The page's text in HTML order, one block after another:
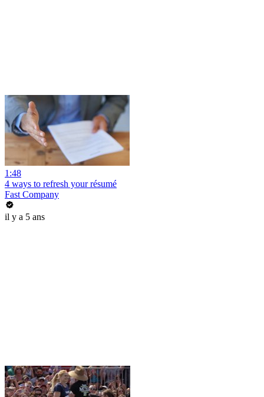
1:48
4 ways to refresh your résumé
Fast Company
il y a 5 ans